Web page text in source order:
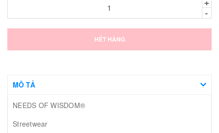
-
HẾT HÀNG
MÔ TẢ
NEEDS OF WISDOM®
Streetwear